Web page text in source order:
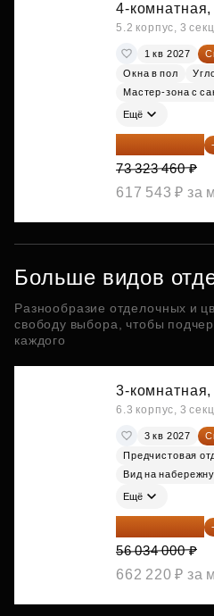
4-комнатная,
5.2 корпус, 3
1 кв 2027
Окна в пол
Мастер-зона с
Ещё
57 925 533 ₽
73 323 460 ₽
617 543 ₽ за
Больше видов
Разнообразие отделочных и
свободу выбора, чтобы
каждого
3-комнатная,
6.3 корпус, 3
3 кв 2027
Предчистовая
Вид на
Ещё
43 706 520 ₽
56 034 000 ₽
662 220 ₽ за